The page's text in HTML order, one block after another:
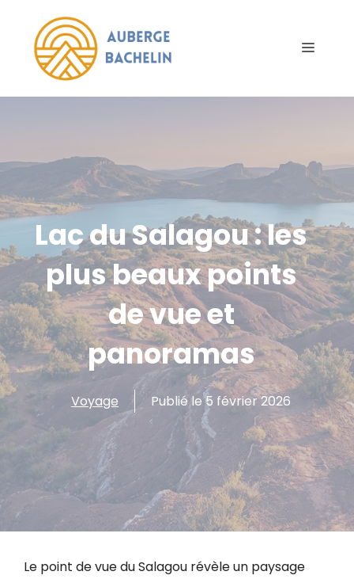
contenu
Menu
Lac du Salagou : les
plus beaux points
de vue et
panoramas
Voyage Publié le5 février 2026
Le point de vue du Salagou révèle un paysage